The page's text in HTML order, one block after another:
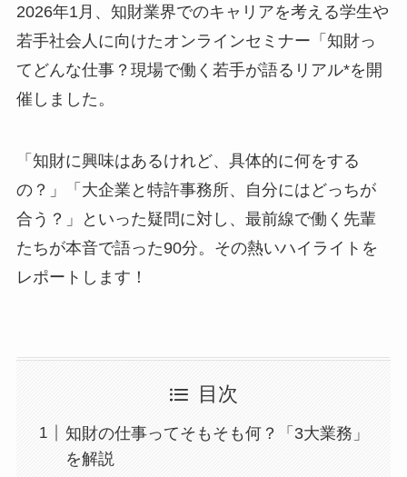
2026年1月、知財業界でのキャリアを考える学生や
若手社会人に向けたオンラインセミナー「知財っ
てどんな仕事？現場で働く若手が語るリアル*を開
催しました。
「知財に興味はあるけれど、具体的に何をする
の？」「大企業と特許事務所、自分にはどっちが
合う？」といった疑問に対し、最前線で働く先輩
たちが本音で語った90分。その熱いハイライトを
レポートします！
目次
知財の仕事ってそもそも何？「3大業務」
を解説